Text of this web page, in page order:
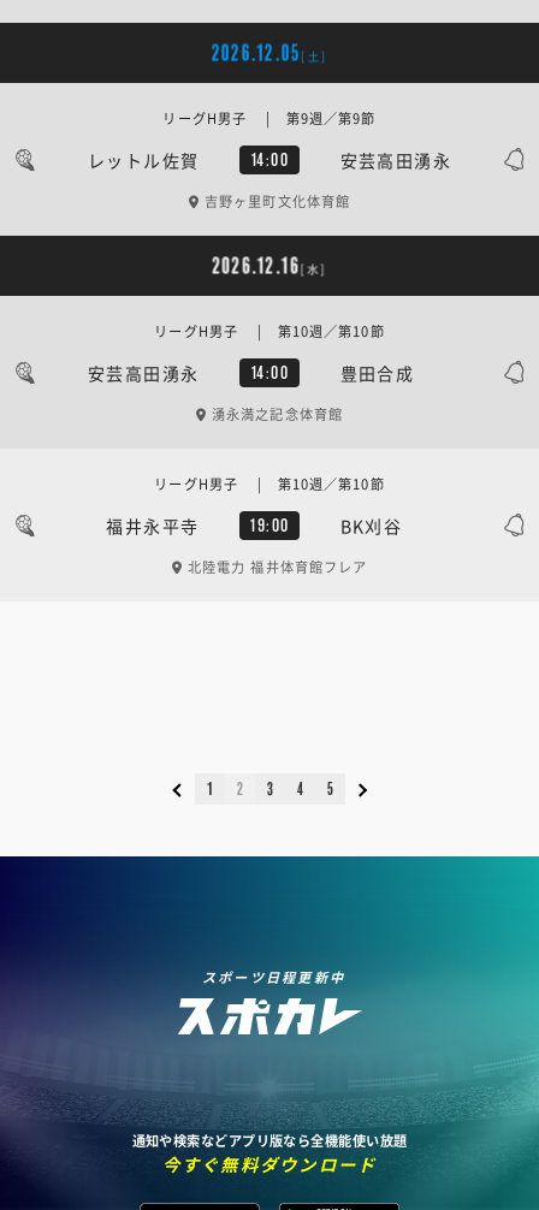
2026.12.05 [土]
レットル佐賀 14:00 安芸高田湧永
リーグH男子 | 第9週／第9節
吉野ヶ里町文化体育館
2026.12.16[水]
安芸高田湧永 14:00 豊田合成
リーグH男子 | 第10週／第10節
湧永満之記念体育館
福井永平寺 19:00 BK刈谷
リーグH男子 | 第10週／第10節
北陸電力 福井体育館フレア
1 2 3 4 5
スポーツ日程更新中
通知や検索などアプリ版なら全機能使い放題
今すぐ無料ダウンロード